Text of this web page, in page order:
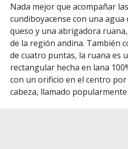
Nada mejor que acompañar
cundiboyacense con una agua
queso y una abrigadora
de la región andina. También
de cuatro puntas, la ruana es
rectangular hecha en lana
con un orificio en el centro por
cabeza, llamado